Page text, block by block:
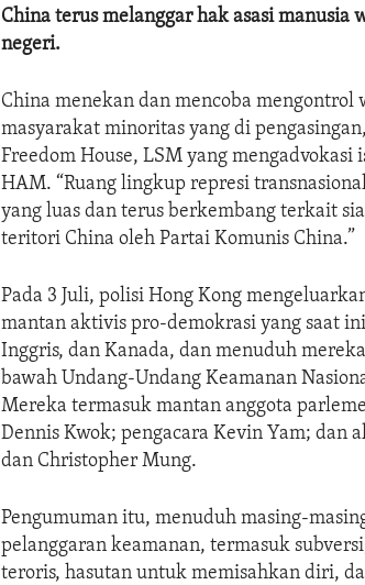
China terus melanggar hak asasi
negeri.
China menekan dan mencoba
masyarakat minoritas yang di
Freedom House, LSM yang
HAM. “Ruang lingkup represi
yang luas dan terus berkembang terkait
teritori China oleh Partai Komunis China.”
Pada 3 Juli, polisi Hong Kong
mantan aktivis pro-demokrasi yang saat
Inggris, dan Kanada, dan menuduh
bawah Undang-Undang Keamanan
Mereka termasuk mantan anggota
Dennis Kwok; pengacara Kevin Yam; dan
dan Christopher Mung.
Pengumuman itu, menuduh masing-
pelanggaran keamanan, termasuk
teroris, hasutan untuk memisahkan diri,